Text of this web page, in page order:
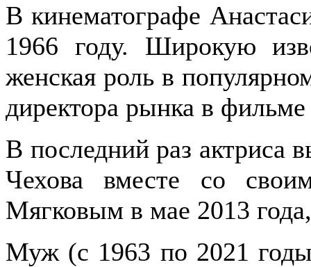
В кинематографе
1966 году. Широкую
женская роль в
директора рынка в
В последний раз
Чехова вместе со
Мягковым в мае 2013
Муж (с 1963 по 2021